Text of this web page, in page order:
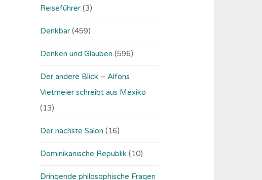
Reiseführer (3)
Denkbar (459)
Denken und Glauben (596)
Der andere Blick – Alfons
Vietmeier schreibt aus Mexiko
(13)
Der nächste Salon (16)
Dominikanische Republik (10)
Dringende philosophische Fragen